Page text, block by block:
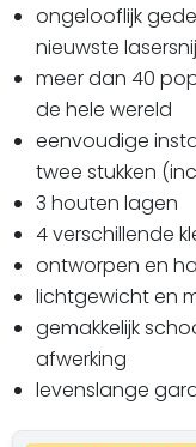
ongelooflijk
nieuwste
meer dan 40
de hele wereld
eenvoudige
twee stukken
3 houten lagen
4 verschillende
ontworpen en
lichtgewicht en
gemakkelijk
afwerking
levenslange